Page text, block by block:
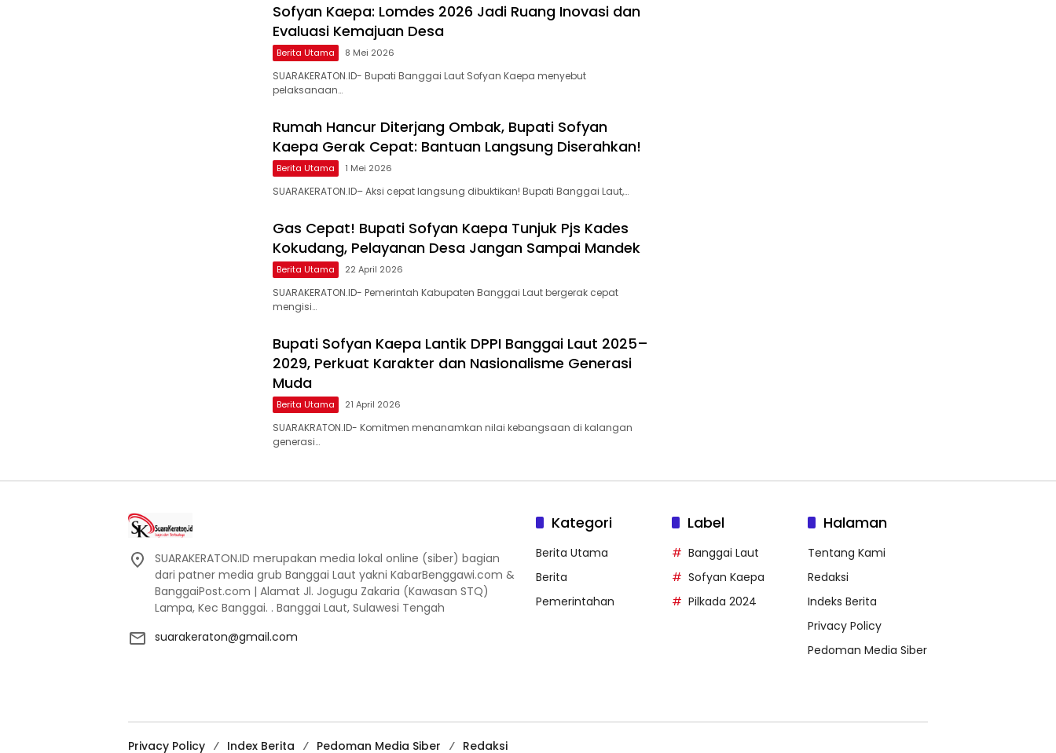
Sofyan Kaepa: Lomdes 2026 Jadi Ruang Inovasi dan
Evaluasi Kemajuan Desa
Berita Utama 8 Mei 2026
SUARAKERATON.ID- Bupati Banggai Laut Sofyan Kaepa menyebut
pelaksanaan…
Rumah Hancur Diterjang Ombak, Bupati Sofyan
Kaepa Gerak Cepat: Bantuan Langsung Diserahkan!
Berita Utama 1 Mei 2026
SUARAKERATON.ID– Aksi cepat langsung dibuktikan! Bupati Banggai Laut,…
Gas Cepat! Bupati Sofyan Kaepa Tunjuk Pjs Kades
Kokudang, Pelayanan Desa Jangan Sampai Mandek
Berita Utama 22 April 2026
SUARAKERATON.ID- Pemerintah Kabupaten Banggai Laut bergerak cepat
mengisi…
Bupati Sofyan Kaepa Lantik DPPI Banggai Laut 2025–
2029, Perkuat Karakter dan Nasionalisme Generasi
Muda
Berita Utama 21 April 2026
SUARAKRATON.ID- Komitmen menanamkan nilai kebangsaan di kalangan
generasi…
SUARAKERATON.ID merupakan media lokal online (siber) bagian
dari patner media grub Banggai Laut yakni KabarBenggawi.com &
BanggaiPost.com | Alamat Jl. Jogugu Zakaria (Kawasan STQ)
Lampa, Kec Banggai. . Banggai Laut, Sulawesi Tengah
suarakeraton@gmail.com
Kategori
Berita Utama
Berita
Pemerintahan
Label
Banggai Laut
Sofyan Kaepa
Pilkada 2024
Halaman
Tentang Kami
Redaksi
Indeks Berita
Privacy Policy
Pedoman Media Siber
Privacy Policy Index Berita Pedoman Media Siber Redaksi